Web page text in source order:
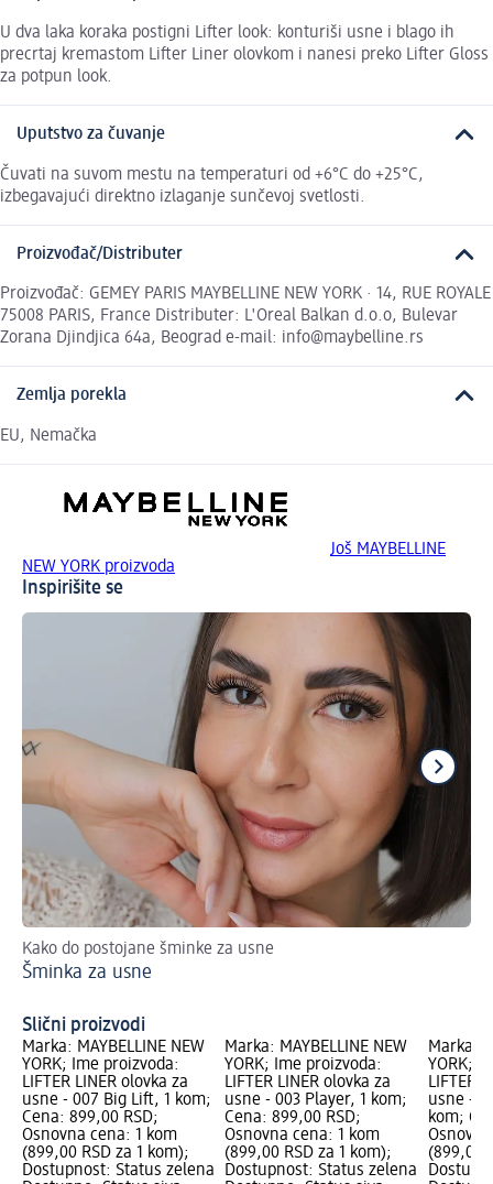
U dva laka koraka postigni Lifter look: konturiši usne i blago ih
precrtaj kremastom Lifter Liner olovkom i nanesi preko Lifter Gloss
za potpun look.
Uputstvo za čuvanje
Čuvati na suvom mestu na temperaturi od +6°C do +25°C,
izbegavajući direktno izlaganje sunčevoj svetlosti.
Proizvođač/Distributer
Proizvođač: GEMEY PARIS MAYBELLINE NEW YORK · 14, RUE ROYALE
75008 PARIS, France Distributer: L'Oreal Balkan d.o.o, Bulevar
Zorana Djindjica 64a, Beograd e-mail: info@maybelline.rs
Zemlja porekla
EU, Nemačka
Još MAYBELLINE
NEW YORK proizvoda
Inspirišite se
Kako do postojane šminke za usne
Šminka za usne
Slični proizvodi
Marka: MAYBELLINE NEW
YORK; Ime proizvoda:
LIFTER LINER olovka za
usne - 007 Big Lift, 1 kom;
Cena: 899,00 RSD;
Osnovna cena: 1 kom
(899,00 RSD za 1 kom);
Dostupnost: Status zelena
Marka: MAYBELLINE NEW
YORK; Ime proizvoda:
LIFTER LINER olovka za
usne - 003 Player, 1 kom;
Cena: 899,00 RSD;
Osnovna cena: 1 kom
(899,00 RSD za 1 kom);
Dostupnost: Status zelena
Marka:
YORK;
LIFTER
usne -
kom;
(899,00